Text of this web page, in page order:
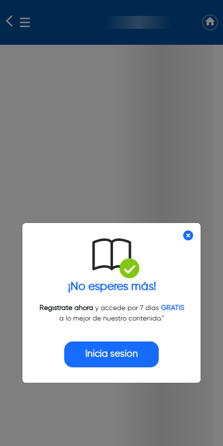
¡No esperes más!
Regístrate ahoray accede por 7 días GRATIS
a lo mejor de nuestro contenido."
Inicia sesión